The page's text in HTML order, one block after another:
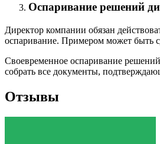
Оспаривание решений
Директор компании обязан
оспаривание. Примером может быть
Своевременное оспаривание
собрать все документы,
Отзывы